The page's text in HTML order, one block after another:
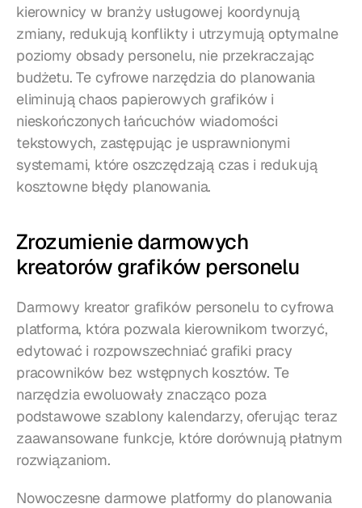
kierownicy w branży usługowej koordynują
zmiany, redukują konflikty i utrzymują optymalne
poziomy obsady personelu, nie przekraczając
budżetu. Te cyfrowe narzędzia do planowania
eliminują chaos papierowych grafików i
nieskończonych łańcuchów wiadomości
tekstowych, zastępując je usprawnionymi
systemami, które oszczędzają czas i redukują
kosztowne błędy planowania.
Zrozumienie darmowych
kreatorów grafików personelu
Darmowy kreator grafików personelu to cyfrowa
platforma, która pozwala kierownikom tworzyć,
edytować i rozpowszechniać grafiki pracy
pracowników bez wstępnych kosztów. Te
narzędzia ewoluowały znacząco poza
podstawowe szablony kalendarzy, oferując teraz
zaawansowane funkcje, które dorównują płatnym
rozwiązaniom.
Nowoczesne darmowe platformy do planowania